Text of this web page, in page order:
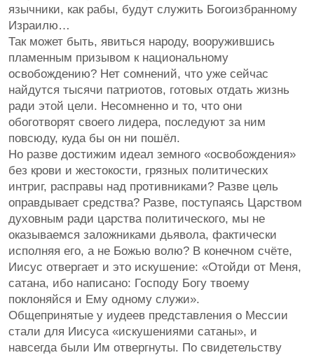
язычники, как рабы, будут служить Богоизбранному
Израилю…
Так может быть, явиться народу, вооружившись
пламенным призывом к национальному
освобождению? Нет сомнений, что уже сейчас
найдутся тысячи патриотов, готовых отдать жизнь
ради этой цели. Несомненно и то, что они
обоготворят своего лидера, последуют за ним
повсюду, куда бы он ни пошёл.
Но разве достижим идеал земного «освобождения»
без крови и жестокости, грязных политических
интриг, расправы над противниками? Разве цель
оправдывает средства? Разве, поступаясь Царством
духовным ради царства политического, мы не
оказываемся заложниками дьявола, фактически
исполняя его, а не Божью волю? В конечном счёте,
Иисус отвергает и это искушение: «Отойди от Меня,
сатана, ибо написано: Господу Богу твоему
поклоняйся и Ему одному служи».
Общепринятые у иудеев представления о Мессии
стали для Иисуса «искушениями сатаны», и
навсегда были Им отвергнуты. По свидетельству